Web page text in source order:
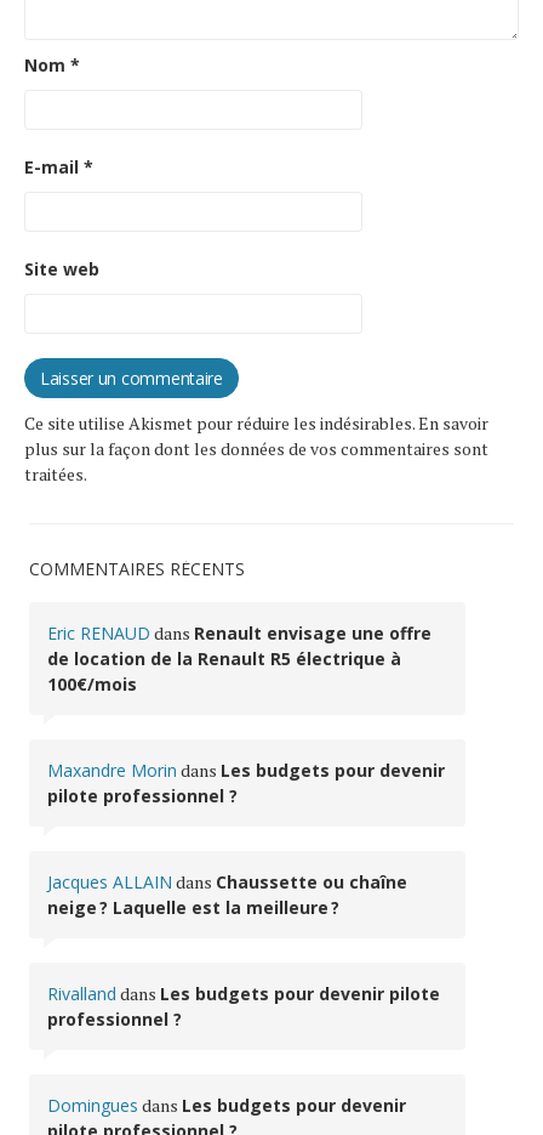
Nom *
E-mail *
Site web
Ce site utilise Akismet pour réduire les indésirables.En savoir
plus sur la façon dont les données de vos commentaires sont
traitées.
COMMENTAIRES RÉCENTS
Eric RENAUD dans Renault envisage une offre
de location de la Renault R5 électrique à
100€/mois
Maxandre Morin dans Les budgets pour devenir
pilote professionnel ?
Jacques ALLAIN dans Chaussette ou chaîne
neige ? Laquelle est la meilleure ?
Rivalland dans Les budgets pour devenir pilote
professionnel ?
Domingues dans Les budgets pour devenir